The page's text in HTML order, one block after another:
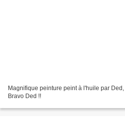
Magnifique peinture peint à l'huile par
Bravo Ded !!